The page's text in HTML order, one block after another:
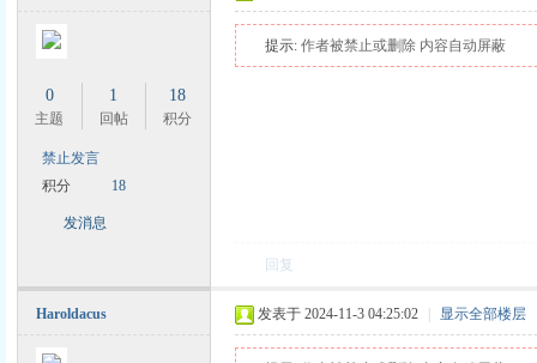
0
主题
1
回帖
18
积分
禁止发言
积分
18
发消息
提示: 作者被禁止或删除 内容自动屏蔽
回复
Haroldacus 发表于 2024-11-3 04:25:02 显示全部楼层